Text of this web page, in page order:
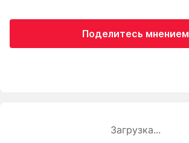
Поделитесь мнением
Загрузка...